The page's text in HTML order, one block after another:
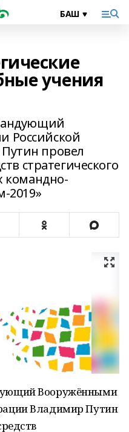
учения
Российской
провел
стратегического
командно-
2019»
Вооружёнными
Владимир Путин